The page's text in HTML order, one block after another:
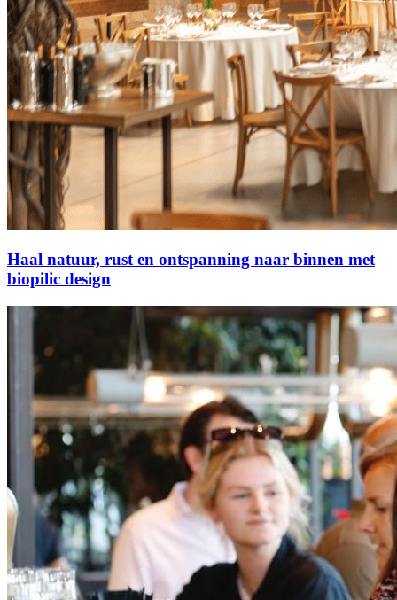
Haal natuur, rust en ontspanning naar binnen met
biopilic design